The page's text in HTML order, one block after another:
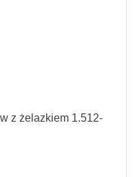
z żelazkiem 1.512-